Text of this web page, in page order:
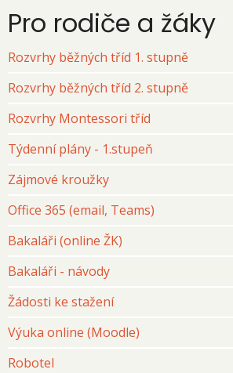
Pro rodiče a žáky
Rozvrhy běžných tříd 1. stupně
Rozvrhy běžných tříd 2. stupně
Rozvrhy Montessori tříd
Týdenní plány - 1.stupeň
Zájmové kroužky
Office 365 (email, Teams)
Bakaláři (online ŽK)
Bakaláři - návody
Žádosti ke stažení
Výuka online (Moodle)
Robotel